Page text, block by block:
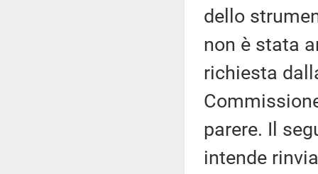
dello
non è stata
richiesta
parere. Il
intende